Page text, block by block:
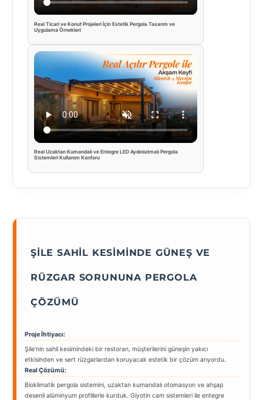
Real Ticari ve Konut Projeleri İçin Estetik Pergola Tasarım ve
Uygulama Örnekleri
Real Uzaktan Kumandalı ve Entegre LED Aydınlatmalı Pergola
Sistemleri Kullanım Konforu
ŞILE SAHIL KESIMINDE GÜNEŞ VE
RÜZGAR SORUNUNA PERGOLA
ÇÖZÜMÜ
Proje İhtiyacı:
Şile’nin sahil kesimindeki bir restoran, müşterilerini güneşin yakıcı
etkisinden ve sert rüzgarlardan koruyacak estetik bir çözüm arıyordu.
Real Çözümü:
Bioklimatik pergola sistemini, uzaktan kumandalı otomasyon ve ahşap
desenli alüminyum profillerle kurduk. Giyotin cam sistemleri ile entegre